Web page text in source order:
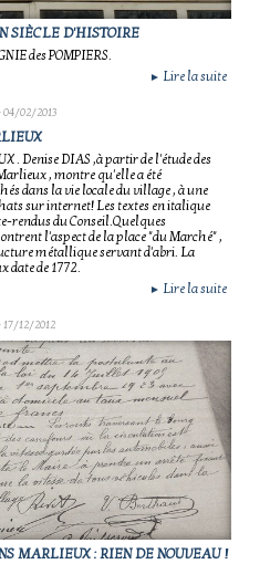
SIÈCLE D'HISTOIRE
des POMPIERS.
► Lire la suite
04/02/2013
. Denise DIAS ,à partir de l'étude des
, montre qu'elle a été
dans la vie locale du village , à une
sur internet! Les textes en italique
rendus du Conseil.Quelques
l'aspect de la place "du Marché" ,
métallique servant d'abri. La
date de 1772.
► Lire la suite
17/12/2012
MARLIEUX : RIEN DE NOUVEAU !